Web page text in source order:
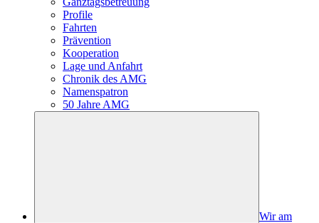
Profile
Fahrten
Prävention
Kooperation
Lage und Anfahrt
Chronik des AMG
Namenspatron
50 Jahre AMG
Wir am